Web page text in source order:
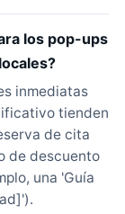
los pop-ups
inmediatas
tienden
de cita
de descuento
una 'Guía